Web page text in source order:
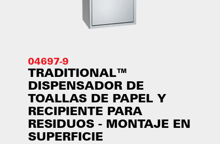
04697-9
TRADITIONAL™
DISPENSADOR DE
TOALLAS DE PAPEL Y
RECIPIENTE PARA
RESIDUOS - MONTAJE EN
SUPERFICIE